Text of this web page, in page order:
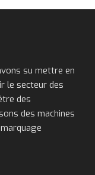
su mettre en
le secteur des
des
des machines